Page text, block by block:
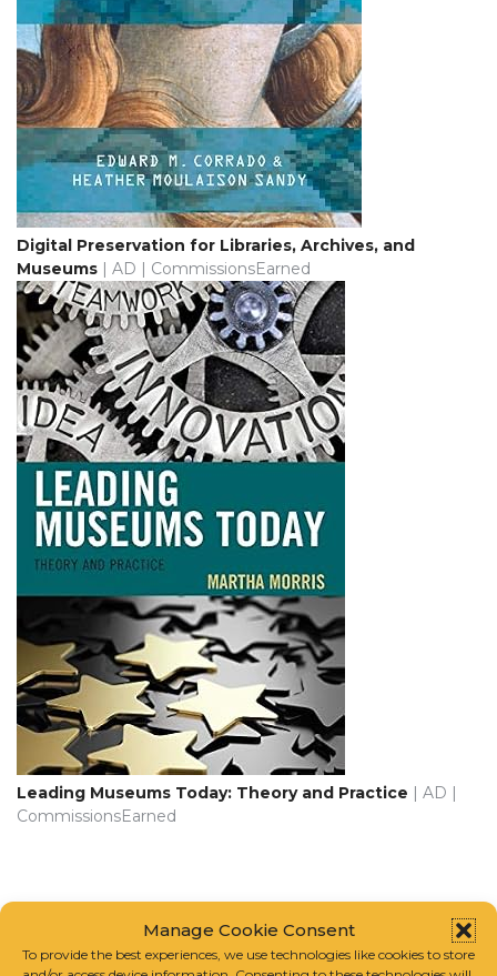
Manage Cookie Consent
To provide the best experiences, we use technologies like cookies to store
Digital Preservation for Libraries, Archives, and
Museums | AD | CommissionsEarned
Leading Museums Today: Theory and Practice | AD |
CommissionsEarned
CATALOGS RESOURCES | CATÁLOGOS
RECURSOS